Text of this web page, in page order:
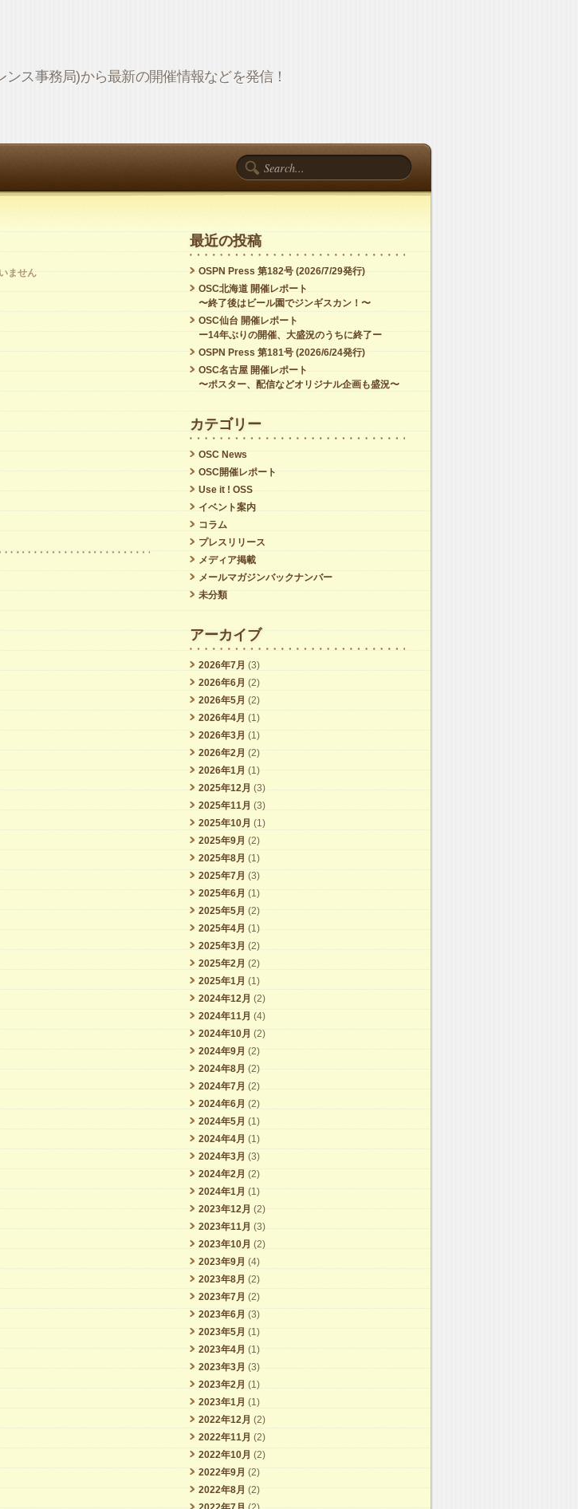
ス事務局)から最新の開催情報などを発信！
ません
最近の投稿
OSPN Press 第182号 (2026/7/29発行)
OSC北海道 開催レポート
〜終了後はビール園でジンギスカン！〜
OSC仙台 開催レポート
ー14年ぶりの開催、大盛況のうちに終了ー
OSPN Press 第181号 (2026/6/24発行)
OSC名古屋 開催レポート
〜ポスター、配信などオリジナル企画も盛況〜
カテゴリー
OSC News
OSC開催レポート
Use it ! OSS
イベント案内
コラム
プレスリリース
メディア掲載
メールマガジンバックナンバー
未分類
アーカイブ
2026年7月 (3)
2026年6月 (2)
2026年5月 (2)
2026年4月 (1)
2026年3月 (1)
2026年2月 (2)
2026年1月 (1)
2025年12月 (3)
2025年11月 (3)
2025年10月 (1)
2025年9月 (2)
2025年8月 (1)
2025年7月 (3)
2025年6月 (1)
2025年5月 (2)
2025年4月 (1)
2025年3月 (2)
2025年2月 (2)
2025年1月 (1)
2024年12月 (2)
2024年11月 (4)
2024年10月 (2)
2024年9月 (2)
2024年8月 (2)
2024年7月 (2)
2024年6月 (2)
2024年5月 (1)
2024年4月 (1)
2024年3月 (3)
2024年2月 (2)
2024年1月 (1)
2023年12月 (2)
2023年11月 (3)
2023年10月 (2)
2023年9月 (4)
2023年8月 (2)
2023年7月 (2)
2023年6月 (3)
2023年5月 (1)
2023年4月 (1)
2023年3月 (3)
2023年2月 (1)
2023年1月 (1)
2022年12月 (2)
2022年11月 (2)
2022年10月 (2)
2022年9月 (2)
2022年8月 (2)